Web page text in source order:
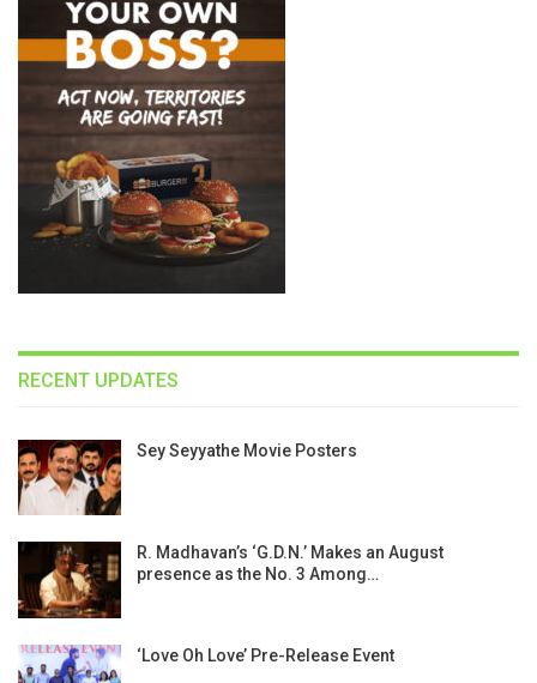
RECENT UPDATES
Sey Seyyathe Movie Posters
R. Madhavan’s ‘G.D.N.’ Makes an August
presence as the No. 3 Among…
‘Love Oh Love’ Pre-Release Event